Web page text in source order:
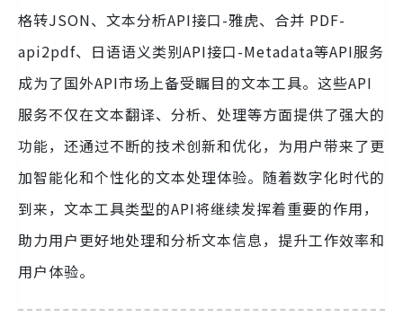
格转JSON、文本分析API接口-雅虎、合并 PDF-
api2pdf、日语语义类别API接口-Metadata等API服务
成为了国外API市场上备受瞩目的文本工具。这些API
服务不仅在文本翻译、分析、处理等方面提供了强大的
功能，还通过不断的技术创新和优化，为用户带来了更
加智能化和个性化的文本处理体验。随着数字化时代的
到来，文本工具类型的API将继续发挥着重要的作用，
助力用户更好地处理和分析文本信息，提升工作效率和
用户体验。